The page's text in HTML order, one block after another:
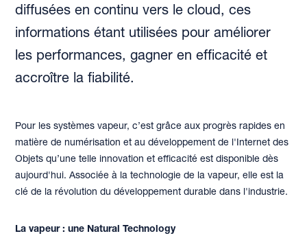
diffusées en continu vers le cloud, ces
informations étant utilisées pour améliorer
les performances, gagner en efficacité et
accroître la fiabilité.
Pour les systèmes vapeur, c’est grâce aux progrès rapides en
matière de numérisation et au développement de l'Internet des
Objets qu’une telle innovation et efficacité est disponible dès
aujourd'hui. Associée à la technologie de la vapeur, elle est la
clé de la révolution du développement durable dans l'industrie.
La vapeur : une Natural Technology